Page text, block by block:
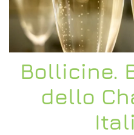
Bollicine.
dello